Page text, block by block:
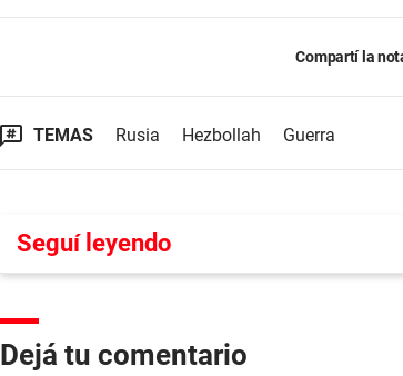
Compartí la
TEMAS Rusia Hezbollah Guerra
Seguí leyendo
Dejá tu comentario